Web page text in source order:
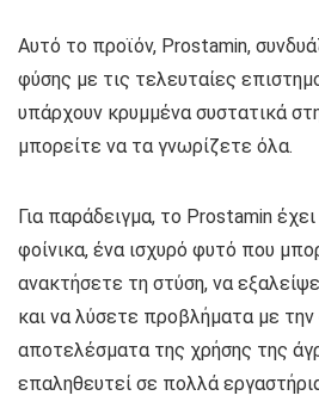
Αυτό το προϊόν, Prostamin,
φύσης με τις τελευταίες
υπάρχουν κρυμμένα συστατικά
μπορείτε να τα γνωρίζετε όλα.
Για παράδειγμα, το Prostamin
φοίνικα, ένα ισχυρό φυτό που
ανακτήσετε τη στύση, να
και να λύσετε προβλήματα με την
αποτελέσματα της χρήσης της
επαληθευτεί σε πολλά